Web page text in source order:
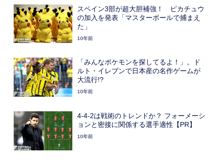
スペイン3部が超大胆補強！ ピカチュウ
の加入を発表「マスターボールで捕まえ
た」
10年前
「みんなポケモンを探してるよ！」。ド
ルト・イレブンで日本産の名作ゲームが
大流行!?
10年前
4-4-2は戦術のトレンドか？ フォーメーシ
ョンと密接に関係する選手適性【PR】
10年前